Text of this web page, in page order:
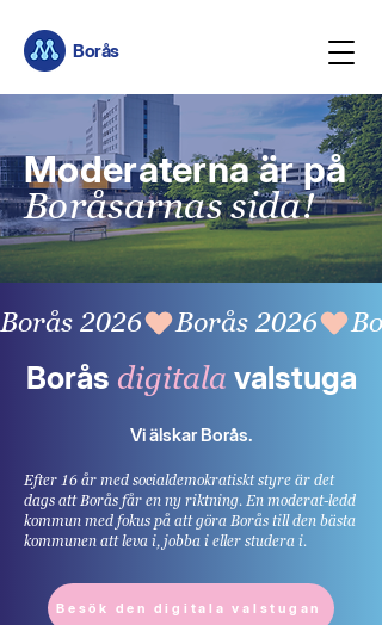
Borås
Boråsarnas sida!
Moderaterna är på
Borås 2026
Borås digitala valstuga
Vi älskar Borås.
Efter 16 år med socialdemokratiskt styre är det
dags att Borås får en ny riktning. En moderat-ledd
kommun med fokus på att göra Borås till den bästa
kommunen att leva i, jobba i eller studera i.
Besök den digitala valstugan